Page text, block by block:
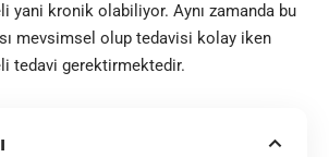
yani kronik olabiliyor. Aynı zamanda bu
mevsimsel olup tedavisi kolay iken
tedavi gerektirmektedir.